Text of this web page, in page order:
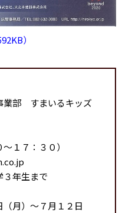
）
業部 すまいるキッズ
１７：３０）
３年生まで
月）～７月１２日